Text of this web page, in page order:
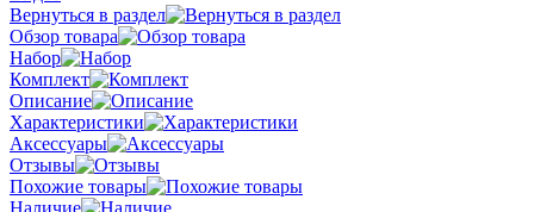
Вернуться в раздел
Обзор товара
Набор
Комплект
Описание
Характеристики
Аксессуары
Отзывы
Похожие товары
Наличие